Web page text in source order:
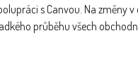
s Canvou. Na změny
průběhu všech